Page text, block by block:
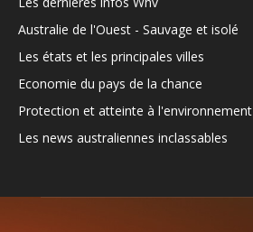
Australie de l'Ouest - Sauvage et isolé
Les états et les principales villes
Economie du pays de la chance
Protection et atteinte à l'environnement
Les news australiennes inclassables